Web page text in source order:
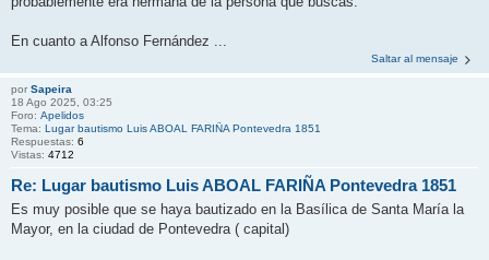
En cuanto a Alfonso Fernández ...
Saltar al mensaje
por Sapeira
18 Ago 2025, 03:25
Foro: Apelidos
Tema: Lugar bautismo Luis ABOAL FARIÑA Pontevedra 1851
Respuestas: 6
Vistas: 4712
Re: Lugar bautismo Luis ABOAL FARIÑA Pontevedra 1851
Es muy posible que se haya bautizado en la Basílica de Santa María la
Mayor, en la ciudad de Pontevedra ( capital)